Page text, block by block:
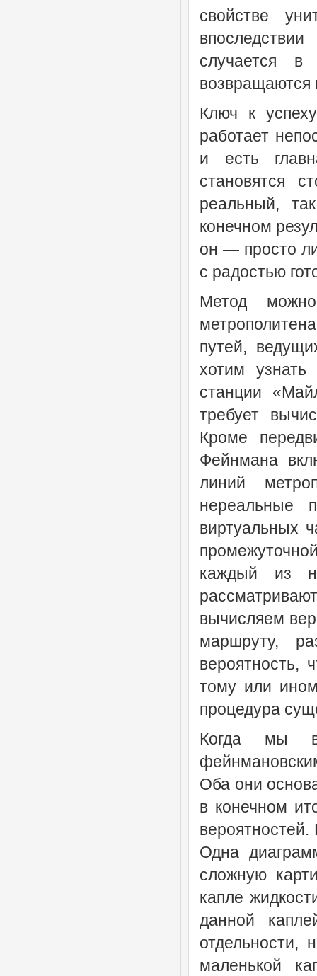
свойстве
случается
возвращаются
Ключ к
работает
и есть
становятся
реальный,
конечном
он — просто
с радостью
Метод
путей,
хотим узнать
станции
требует
Кроме
Фейнмана
линий
нереальные
виртуальных
каждый из
вычисляем
маршруту,
вероятность,
тому или
процедура
Когда мы
Оба они
в конечном
Одна
сложную
капле
данной
отдельности,
маленькой